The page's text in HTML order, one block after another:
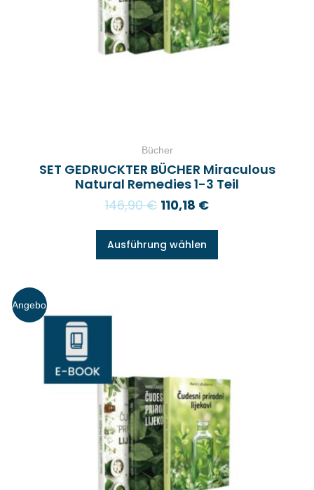
Bücher
SET GEDRUCKTER BÜCHER Miraculous
Natural Remedies 1-3 Teil
146,90€ 110,18 €
Ausführung wählen
Angebo